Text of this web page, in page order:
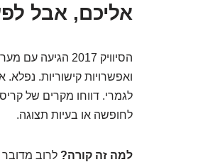
אליכם, אבל
הסיוויק 2017
ואפשרויות קישוריות.
לחופשה או בעיות תצוגה.
למה זה קורה? לרוב